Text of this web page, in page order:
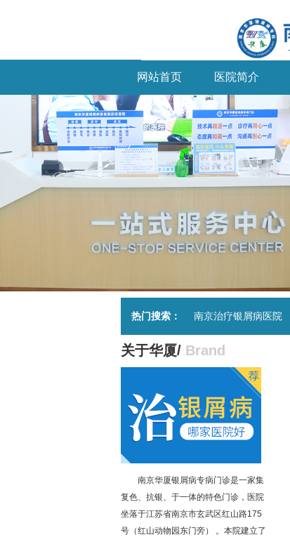
网站首页 医院简介
热门搜索： 南京治疗银屑病医院
关于华厦/ Brand
南京华厦银屑病专病门诊是一家集
复色、抗银、于一体的特色门诊，医院
坐落于江苏省南京市玄武区红山路175
号（红山动物园东门旁） 。本院建立了